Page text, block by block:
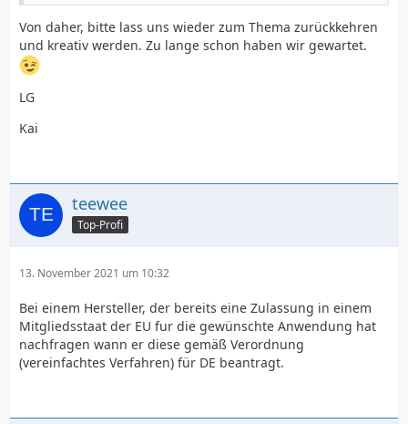
Von daher, bitte lass uns wieder zum Thema zurückkehren
und kreativ werden. Zu lange schon haben wir gewartet.
LG
Kai
teewee
Top-Profi
13. November 2021 um 10:32
Bei einem Hersteller, der bereits eine Zulassung in einem
Mitgliedsstaat der EU fur die gewünschte Anwendung hat
nachfragen wann er diese gemäß Verordnung
(vereinfachtes Verfahren) für DE beantragt.